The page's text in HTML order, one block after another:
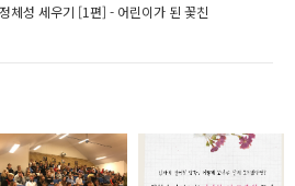
체성 세우기 [1편] - 어린이가 된 꽃친